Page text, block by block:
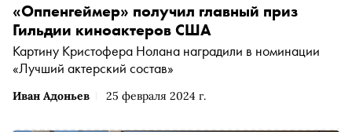
Иван Адоньев 25 февраля 2024 г.
«Оппенгеймер» получил главный приз
Гильдии киноактеров США
Картину Кристофера Нолана наградили в номинации
«Лучший актерский состав»